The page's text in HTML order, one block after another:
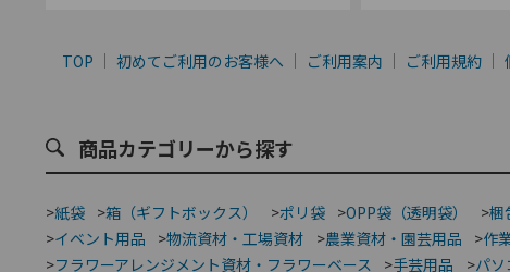
TOP 初めてご利用のお客様へ ご利用案内 ご利用規約
商品カテゴリーから探す
>紙袋 >箱（ギフトボックス） >ポリ袋 >OPP袋（透明袋） >梱
>イベント用品 >物流資材・工場資材 >農業資材・園芸用品 >作
>フラワーアレンジメント資材・フラワーベース >手芸用品 >パソ